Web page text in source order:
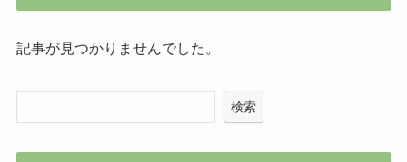
記事が見つかりませんでした。
検索